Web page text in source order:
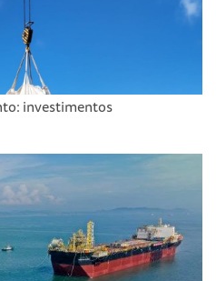
investimentos